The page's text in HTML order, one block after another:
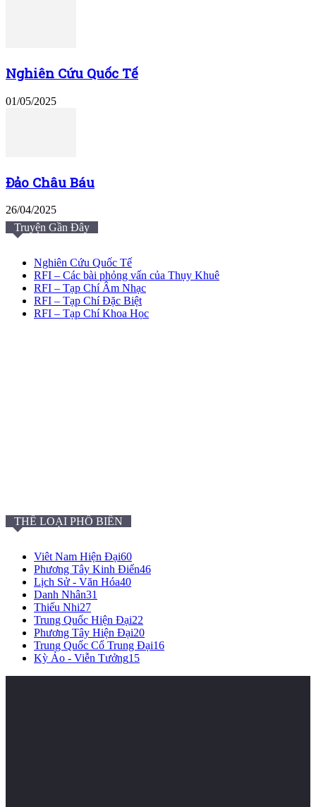
Nghiên Cứu Quốc Tế
01/05/2025
Đảo Châu Báu
26/04/2025
Truyện Gần Đây
Nghiên Cứu Quốc Tế
RFI – Các bài phỏng vấn của Thụy Khuê
RFI – Tạp Chí Âm Nhạc
RFI – Tạp Chí Đặc Biệt
RFI – Tạp Chí Khoa Học
THỂ LOẠI PHỔ BIẾN
Viêt Nam Hiện Đại60
Phương Tây Kinh Điển46
Lịch Sử - Văn Hóa40
Danh Nhân31
Thiếu Nhi27
Trung Quốc Hiện Đại22
Phương Tây Hiện Đại20
Trung Quốc Cổ Trung Đại16
Kỳ Ảo - Viễn Tưởng15